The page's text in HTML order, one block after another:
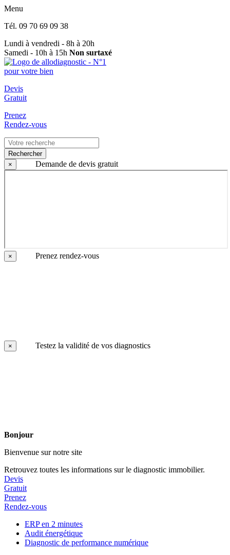
Menu
Tél. 09 70 69 09 38
Lundi à vendredi - 8h à 20h
Samedi - 10h à 15h Non surtaxé
Devis
Gratuit
Prenez
Rendez-vous
Rechercher
×
Demande de devis gratuit
× Prenez rendez-vous
× Testez la validité de vos diagnostics
Bonjour
Bienvenue sur notre site
Retrouvez toutes les informations sur le diagnostic immobilier.
Devis
Gratuit
Prenez
Rendez-vous
ERP en 2 minutes
Audit énergétique
Diagnostic de performance numérique